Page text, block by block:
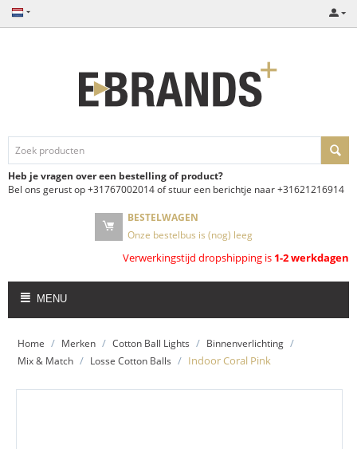
Heb je vragen over een bestelling of product?
Bel ons gerust op +31767002014 of stuur een berichtje naar +31621216914
BESTELWAGEN
Onze bestelbus is (nog) leeg
Verwerkingstijd dropshipping is 1-2 werkdagen
MENU
Home / Merken / Cotton Ball Lights / Binnenverlichting /
Mix & Match / Losse Cotton Balls / Indoor Coral Pink